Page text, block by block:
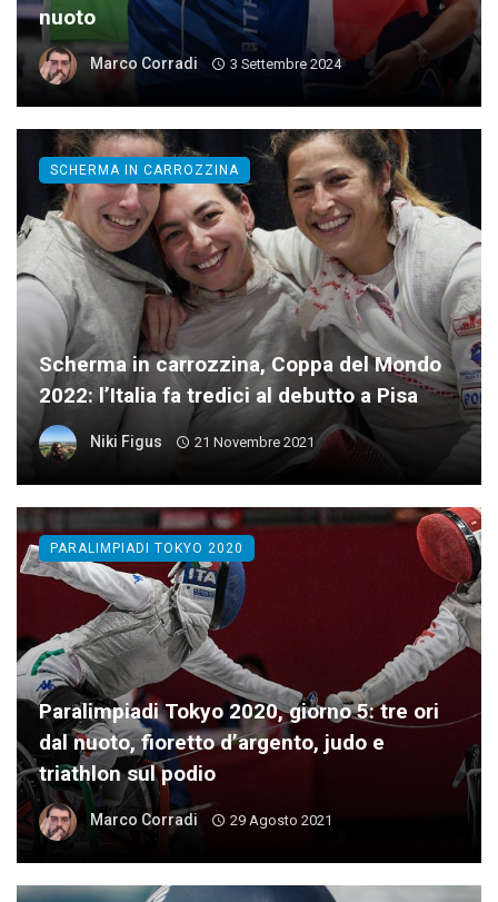
nuoto
Marco Corradi 3 Settembre 2024
Scherma in carrozzina, Coppa del Mondo
2022: l’Italia fa tredici al debutto a Pisa
Niki Figus 21 Novembre 2021
SCHERMA IN CARROZZINA
Paralimpiadi Tokyo 2020, giorno 5: tre ori
dal nuoto, fioretto d’argento, judo e
triathlon sul podio
Marco Corradi 29 Agosto 2021
PARALIMPIADI TOKYO 2020